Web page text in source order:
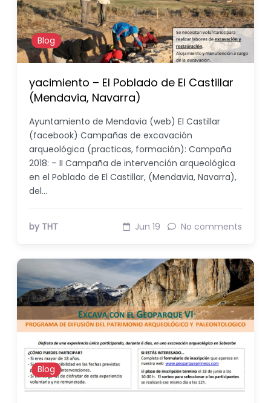
Blog
yacimiento – El Poblado de El Castillar
(Mendavia, Navarra)
Ayuntamiento de Mendavia (web) El Castillar
(facebook) Campañas de excavación
arqueológica (practicas, formación): Campaña
2018: – II Campaña de intervención arqueológica
en el Poblado de El Castillar, (Mendavia, Navarra),
del…
by THT Jun 19 No comments
Blog